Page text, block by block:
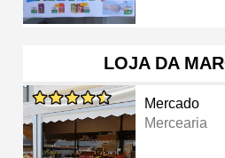
LOJA DA
Mercado
Mercearia